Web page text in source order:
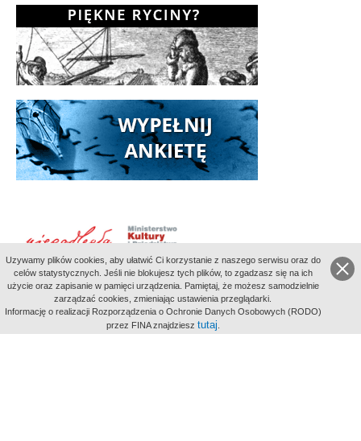
aktywności
Uzywamy plików cookies, aby ułatwić Ci korzystanie z naszego serwisu oraz do
celów statystycznych. Jeśli nie blokujesz tych plików, to zgadzasz się na ich
użycie oraz zapisanie w pamięci urządzenia. Pamiętaj, że możesz samodzielnie
zarządzać cookies, zmieniając ustawienia przeglądarki.
Informację o realizacji Rozporządzenia o Ochronie Danych Osobowych (RODO)
przez FINA znajdziesz tutaj